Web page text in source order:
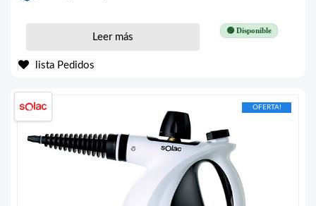
🟢 Disponible
Leer más
lista Pedidos
OFERTA!